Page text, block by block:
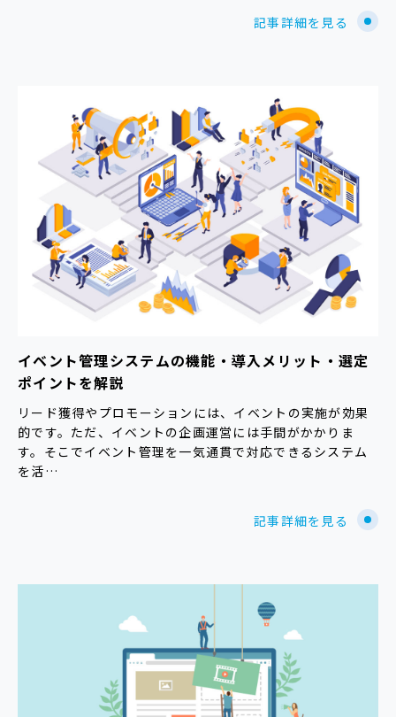
記事詳細を見る
イベント管理システムの機能・導入メリット・選定
ポイントを解説
リード獲得やプロモーションには、イベントの実施が効果
的です。ただ、イベントの企画運営には手間がかかりま
す。そこでイベント管理を一気通貫で対応できるシステム
を活…
記事詳細を見る